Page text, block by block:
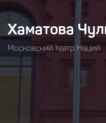
Хаматова
Московский театр Наций